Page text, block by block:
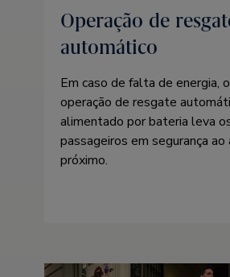
Operação de
automático
Em caso de falta de energia,
operação de resgate
alimentado por bateria leva
passageiros em segurança ao
próximo.